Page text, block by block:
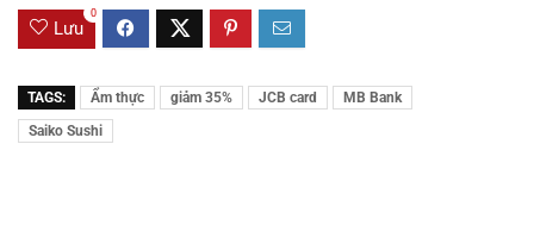
Lưu
0
TAGS: Ẩm thực giảm 35% JCB card
MB Bank
Saiko Sushi